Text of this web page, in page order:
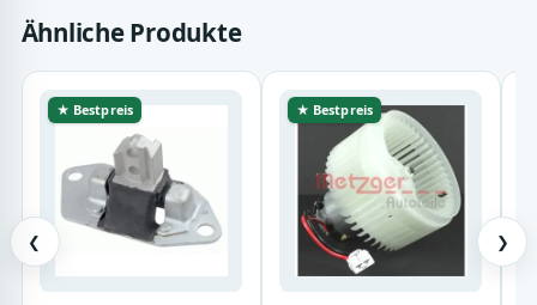
Ähnliche Produkte
❮
★ Bestpreis ★ Bestpreis
❯